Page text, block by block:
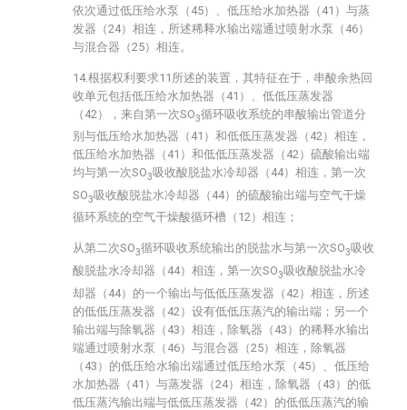
依次通过低压给水泵（45）、低压给水加热器（41）与蒸
发器（24）相连，所述稀释水输出端通过喷射水泵（46）
与混合器（25）相连。
14.根据权利要求11所述的装置，其特征在于，串酸余热回
收单元包括低压给水加热器（41）、低低压蒸发器
（42），来自第一次SO3循环吸收系统的串酸输出管道分
别与低压给水加热器（41）和低低压蒸发器（42）相连，
低压给水加热器（41）和低低压蒸发器（42）硫酸输出端
均与第一次SO3吸收酸脱盐水冷却器（44）相连，第一次
SO3 吸收酸脱盐水冷却器（44）的硫酸输出端与空气干燥
循环系统的空气干燥酸循环槽（12）相连；
从第二次SO3循环吸收系统输出的脱盐水与第一次SO3吸收
酸脱盐水冷却器（44）相连，第一次SO3 吸收酸脱盐水冷
却器（44）的一个输出与低低压蒸发器（42）相连，所述
的低低压蒸发器（42）设有低低压蒸汽的输出端；另一个
输出端与除氧器（43）相连，除氧器（43）的稀释水输出
端通过喷射水泵（46）与混合器（25）相连，除氧器
（43）的低压给水输出端通过低压给水泵（45）、低压给
水加热器（41）与蒸发器（24）相连，除氧器（43）的低
低压蒸汽输出端与低低压蒸发器（42）的低低压蒸汽的输